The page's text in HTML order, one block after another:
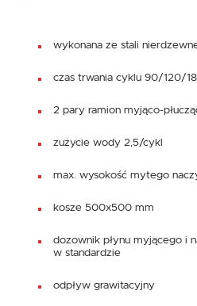
wykonana ze stali
czas trwania cyklu 90/120/
2 pary ramion myjąco-
zużycie wody 2,5/cykl
max. wysokość mytego
kosze 500x500 mm
dozownik płynu myjącego i
w standardzie
odpływ grawitacyjny